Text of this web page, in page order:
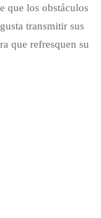
que los obstáculos
transmitir sus
que refresquen su